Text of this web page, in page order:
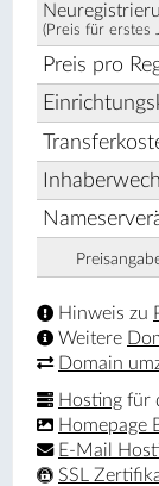
(Preis für erstes
Preis pro
Hinweis zu
Weitere
Domain
Hosting für
Homepage
E-Mail
SSL